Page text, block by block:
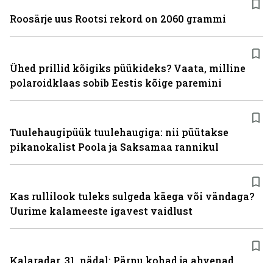
Roosärje uus Rootsi rekord on 2060 grammi
Ühed prillid kõigiks püükideks? Vaata, milline
polaroidklaas sobib Eestis kõige paremini
Tuulehaugipüük tuulehaugiga: nii püütakse
pikanokalist Poola ja Saksamaa rannikul
Kas rullilook tuleks sulgeda käega või vändaga?
Uurime kalameeste igavest vaidlust
Kalaradar, 31. nädal: Pärnu kohad ja ahvenad,